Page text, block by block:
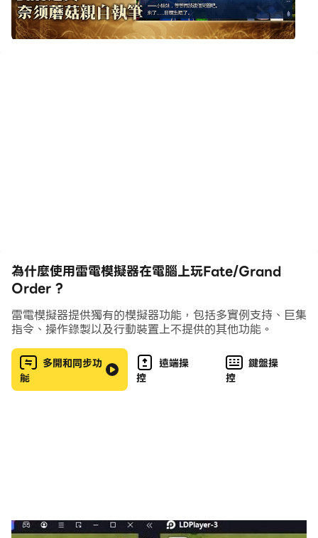
為什麼？怎麼會？是誰？做了什麼？
點，查明真相或予以破壞的禁斷儀式。
其名為聖杯探索——冠位指定（Grand Order）
這是為了保護人類，與歷史對抗，和命運作戰之存在的總
稱。
【fate系列全英靈集結，跨越時代的終極召喚！】
在《FGO》中可召喚的從者，包含了《Fate/Zero》、
為什麼使用雷電模擬器在電腦上玩Fate/Grand
Order ?
雷電模擬器提供獨有的模擬器功能，包括多實例支持、巨集
指令、操作錄製以及行動裝置上不提供的其他功能。
多開和同步功
能
遠端操
控
鍵盤操
控